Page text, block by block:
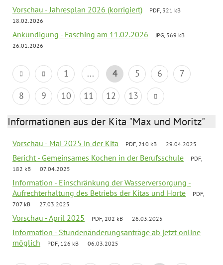
Vorschau - Jahresplan 2026 (korrigiert)
PDF, 321 kB
18.02.2026
Ankündigung - Fasching am 11.02.2026
JPG, 369 kB
26.01.2026
1 ... 4 5 6
7
8
9 10 11 12 13
Informationen aus der Kita "Max und Moritz"
Vorschau - Mai 2025 in der Kita PDF, 210 kB 29.04.2025
Bericht - Gemeinsames Kochen in der Berufsschule
PDF,
182 kB
07.04.2025
Information - Einschränkung der Wasserversorgung -
Aufrechterhaltung des Betriebs der Kitas und Horte
PDF,
707 kB
27.03.2025
Vorschau - April 2025 PDF, 202 kB 26.03.2025
Information - Stundenänderungsanträge ab jetzt online
möglich
PDF, 126 kB 06.03.2025